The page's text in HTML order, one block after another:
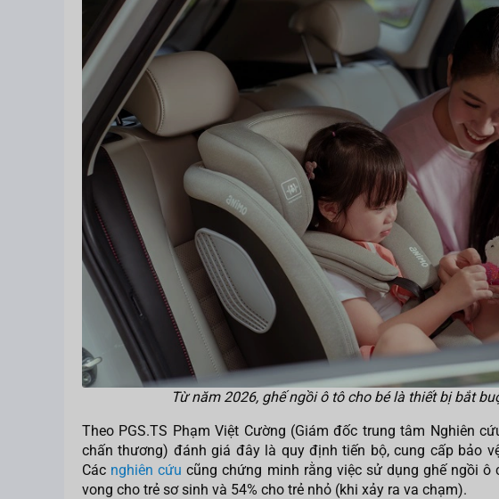
Từ năm 2026, ghế ngồi ô tô cho bé là thiết bị bắt
Theo PGS.TS Phạm Việt Cường (Giám đốc trung tâm Nghiên
chấn thương) đánh giá đây là quy định tiến bộ, cung cấp bảo
Các nghiên cứu cũng chứng minh rằng việc sử dụng ghế ngồi ô
vong cho trẻ sơ sinh và 54% cho trẻ nhỏ (khi xảy ra va chạm).